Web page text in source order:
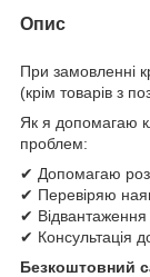
Опис
При замовленні
(крім товарів з
Як я допомагаю
проблем:
✔ Допомагаю
✔ Перевіряю
✔ Відвантаження
✔ Консультація
Безкоштовний